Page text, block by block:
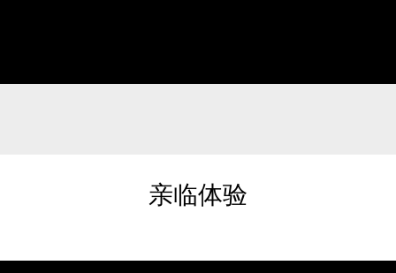
亲临体验